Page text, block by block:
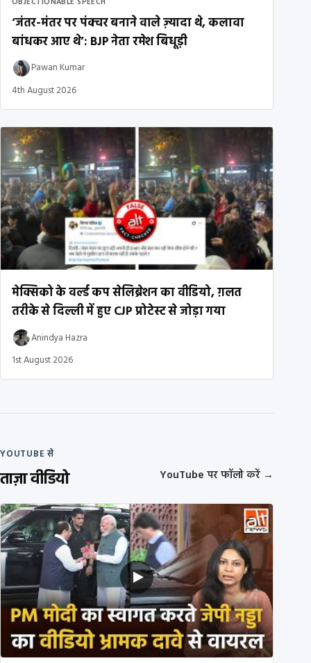
‘जंतर-मंतर पर पंक्चर बनाने वाले ज़्यादा थे, कलावा
बांधकर आए थे’: BJP नेता रमेश बिधूड़ी
Pawan Kumar
4th August 2026
मेक्सिको के वर्ल्ड कप सेलिब्रेशन का वीडियो, ग़लत
तरीके से दिल्ली में हुए CJP प्रोटेस्ट से जोड़ा गया
Anindya Hazra
1st August 2026
YOUTUBE से
ताज़ा वीडियो YouTube पर फॉलो करें →